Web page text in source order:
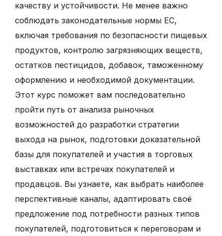
качеству и устойчивости. Не менее важно
соблюдать законодательные нормы ЕС,
включая требования по безопасности пищевых
продуктов, контролю загрязняющих веществ,
остатков пестицидов, добавок, таможенному
оформлению и необходимой документации.
Этот курс поможет вам последовательно
пройти путь от анализа рыночных
возможностей до разработки стратегии
выхода на рынок, подготовки доказательной
базы для покупателей и участия в торговых
выставках или встречах покупателей и
продавцов. Вы узнаете, как выбрать наиболее
перспективные каналы, адаптировать своё
предложение под потребности разных типов
покупателей, подготовиться к переговорам и